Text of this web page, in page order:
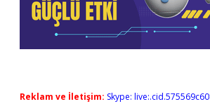
Reklam ve İletişim: Skype: